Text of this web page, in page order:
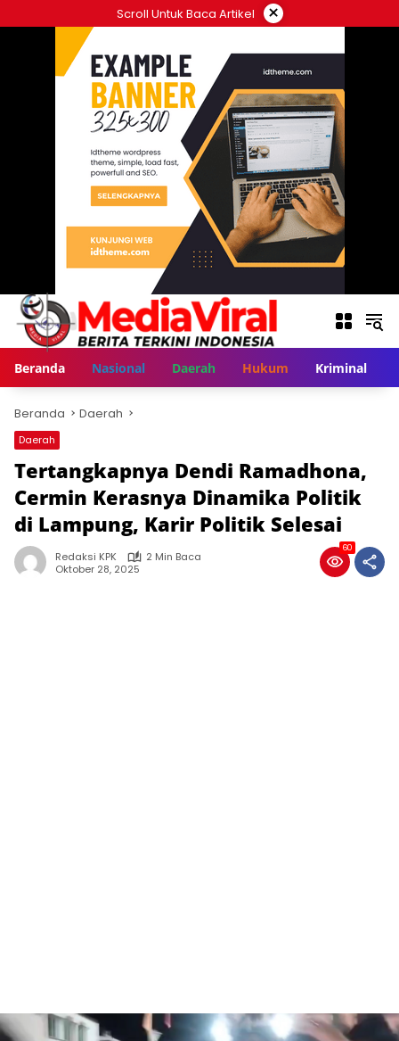
ke
Scroll Untuk Baca Artikel ×
Beranda Nasional Daerah Hukum Kriminal
Beranda Daerah
Daerah
Tertangkapnya Dendi Ramadhona,
Cermin Kerasnya Dinamika Politik
di Lampung, Karir Politik Selesai
Redaksi KPK
2 Min Baca
Oktober 28, 2025
60